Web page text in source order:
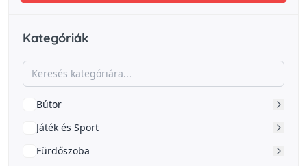
Kategóriák
Bútor
Játék és Sport
Fürdőszoba